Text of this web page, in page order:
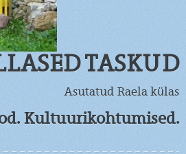
TASKUD
Asutatud Raela külas
Kultuurikohtumised.